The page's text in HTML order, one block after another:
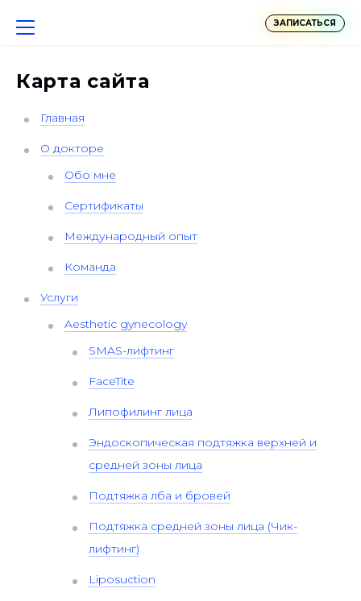
ЗАПИСАТЬСЯ
Карта сайта
Главная
О докторе
Обо мне
Сертификаты
Международный опыт
Команда
Услуги
Aesthetic gynecology
SMAS-лифтинг
FaceTite
Липофилинг лица
Эндоскопическая подтяжка верхней и
средней зоны лица
Подтяжка лба и бровей
Подтяжка средней зоны лица (Чик-
лифтинг)
Liposuction